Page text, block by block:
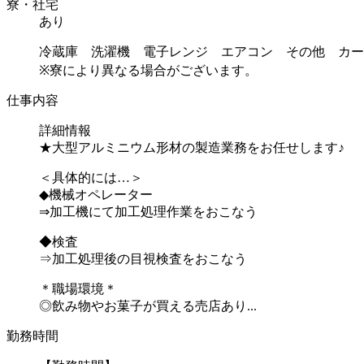
寮・社宅
あり
冷蔵庫 洗濯機 電子レンジ エアコン その他 カー
※寮により異なる場合がございます。
仕事内容
詳細情報
★大型アルミニウム形材の製造業務をお任せします♪
＜具体的には…＞
◆機械オペレーター
⇒加工機にて加工処理作業をおこなう
◆検査
⇒加工処理後の目視検査をおこなう
＊職場環境＊
◎飲み物やお菓子が買える売店あり...
勤務時間